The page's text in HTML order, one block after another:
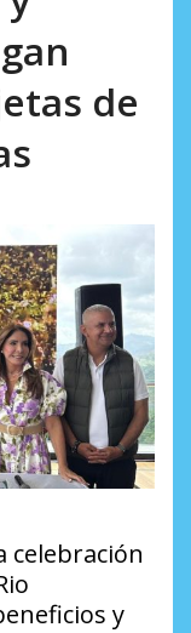
de
celebración
y